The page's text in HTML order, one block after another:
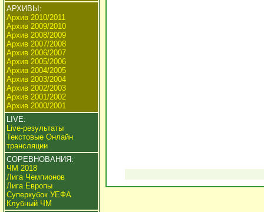
АРХИВЫ:
Архив 2010/2011
Архив 2009/2010
Архив 2008/2009
Архив 2007/2008
Архив 2006/2007
Архив 2005/2006
Архив 2004/2005
Архив 2003/2004
Архив 2002/2003
Архив 2001/2002
Архив 2000/2001
LIVE:
Live-результаты
Текстовые Онлайн
трансляции
СОРЕВНОВАНИЯ:
ЧМ 2018
Лига Чемпионов
Лига Европы
Суперкубок УЕФА
Клубный ЧМ